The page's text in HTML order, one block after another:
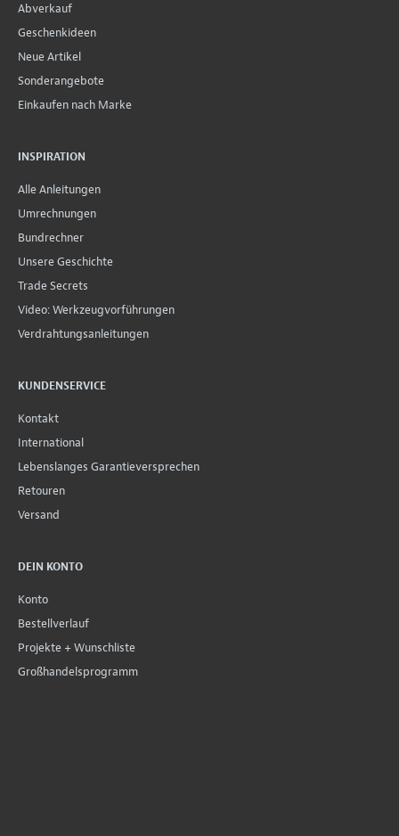
Abverkauf
Geschenkideen
Neue Artikel
Sonderangebote
Einkaufen nach Marke
INSPIRATION
Alle Anleitungen
Umrechnungen
Bundrechner
Unsere Geschichte
Trade Secrets
Video: Werkzeugvorführungen
Verdrahtungsanleitungen
KUNDENSERVICE
Kontakt
International
Lebenslanges Garantieversprechen
Retouren
Versand
DEIN KONTO
Konto
Bestellverlauf
Projekte + Wunschliste
Großhandelsprogramm